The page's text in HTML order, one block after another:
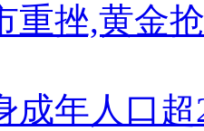
重挫,黄金
成年人口超